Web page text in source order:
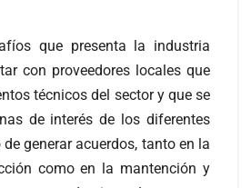
que presenta la industria
con proveedores locales que
técnicos del sector y que se
de interés de los diferentes
generar acuerdos, tanto en la
como en la mantención y